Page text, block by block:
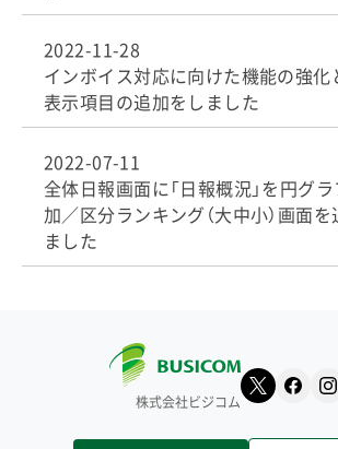
2022-11-28
インボイス対応に向けた機能の強化
表示項目の追加をしました
2022-07-11
全体日報画面に「日報概況」を円グ
加／区分ランキング（大中小）画面を
ました
株式会社ビジコム